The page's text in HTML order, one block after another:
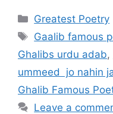
Categories
Greatest Poetry
Tags
Gaalib famous
Ghalibs urdu adab,
ummeed jo nahin
Ghalib Famous
Leave a